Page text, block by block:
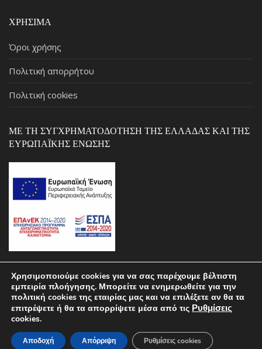
ΧΡΉΣΙΜΑ
Όροι χρήσης
Πολιτική απορρήτου
Πολιτική cookies
ΜΕ ΤΗ ΣΥΓΧΡΗΜΑΤΟΔΌΤΗΣΗ ΤΗΣ ΕΛΛΆΔΑΣ ΚΑΙ ΤΗΣ
ΕΥΡΩΠΑΪΚΉΣ ΈΝΩΣΗΣ
Copyright © 2026 ΣΚΑΡΛΑΣ by pcstospiti.gr – Powered by
MALCON.TECH
Χρησιμοποιούμε cookies για να σας παρέχουμε βέλτιστη
εμπειρία πλοήγησης. Μπορείτε να ενημερωθείτε για την
πολιτική cookies της εταιρίας μας και να επιλέξετε αν θα τα
επιτρέψετε ή θα τα απορρίψετε μέσα από τις Ρυθμίσεις
cookies.
Αποδοχή Απόρριψη Ρυθμίσεις cookies